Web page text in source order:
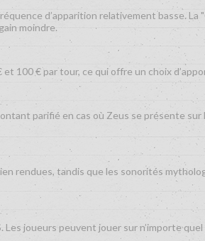
d’apparition relativement basse.
moindre.
100 € par tour, ce qui offre un choix
parifié en cas où Zeus se présente
rendues, tandis que les sonorités
joueurs peuvent jouer sur n’importe